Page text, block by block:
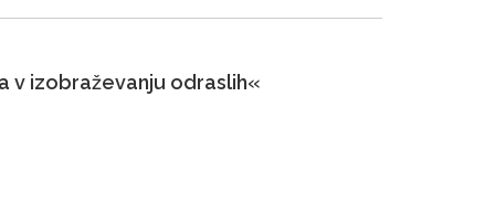
v izobraževanju odraslih«